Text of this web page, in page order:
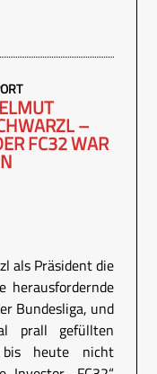
–
FC32 WAR
als Präsident die
herausfordernde
Bundesliga, und
prall gefüllten
bis heute nicht